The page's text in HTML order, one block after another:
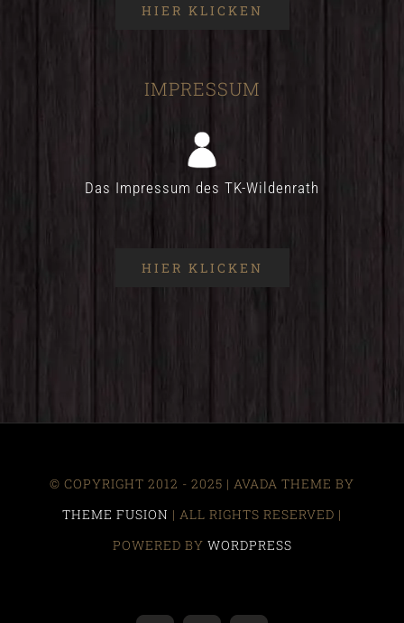
HIER KLICKEN
IMPRESSUM
Das Impressum des TK-Wildenrath
HIER KLICKEN
© COPYRIGHT 2012 - 2025 | AVADA THEME BY
THEME FUSION | ALL RIGHTS RESERVED |
POWERED BY WORDPRESS